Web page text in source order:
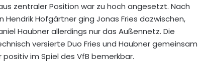
zentraler Position war zu hoch angesetzt. Nach
Hofgärtner ging Jonas Fries dazwischen,
Haubner allerdings nur das Außennetz. Die
versierte Duo Fries und Haubner gemeinsam
im Spiel des VfB bemerkbar.